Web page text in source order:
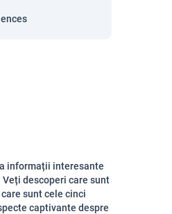
informații interesante
descoperi care sunt
sunt cele cinci
captivante despre